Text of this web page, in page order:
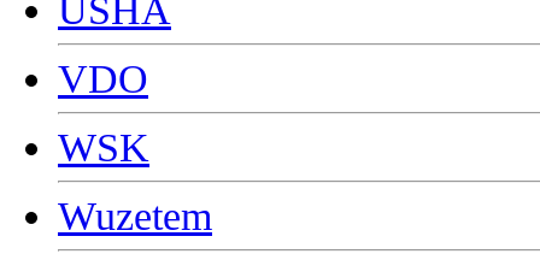
VDO
WSK
Wuzetem